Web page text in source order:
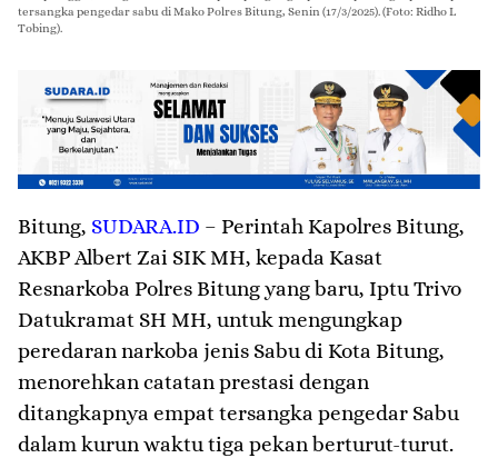
tersangka pengedar sabu di Mako Polres Bitung, Senin (17/3/2025). (Foto: Ridho L
Tobing).
Bitung, SUDARA.ID – Perintah Kapolres Bitung,
AKBP Albert Zai SIK MH, kepada Kasat
Resnarkoba Polres Bitung yang baru, Iptu Trivo
Datukramat SH MH, untuk mengungkap
peredaran narkoba jenis Sabu di Kota Bitung,
menorehkan catatan prestasi dengan
ditangkapnya empat tersangka pengedar Sabu
dalam kurun waktu tiga pekan berturut-turut.